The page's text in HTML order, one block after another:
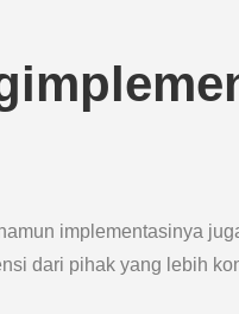
implementasinya
dari pihak yang lebih